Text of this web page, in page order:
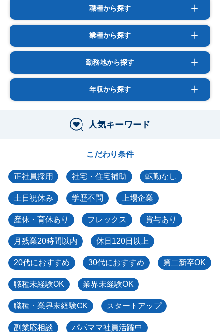
職種から探す
業種から探す
勤務地から探す
年収から探す
人気キーワード
こだわり条件
正社員採用 社宅・住宅補助 転勤なし
土日祝休み 学歴不問 上場企業
産休・育休あり フレックス 賞与あり
月残業20時間以内 休日120日以上
20代におすすめ 30代におすすめ 第二新卒OK
職種未経験OK 業界未経験OK
職種・業界未経験OK スタートアップ
副業応相談 パパママ社員活躍中